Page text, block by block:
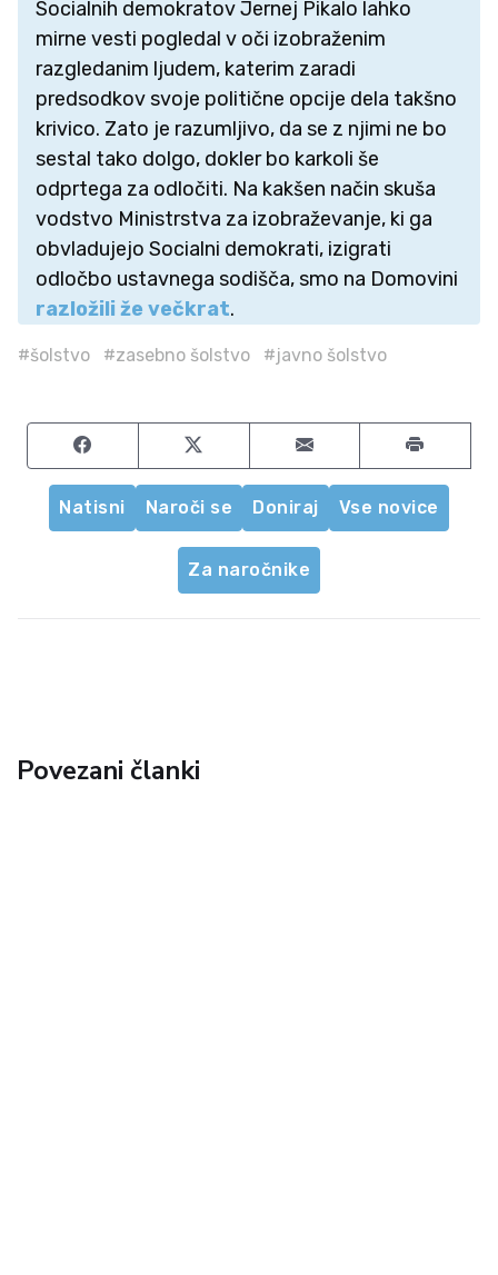
Socialnih demokratov Jernej Pikalo lahko
mirne vesti pogledal v oči izobraženim
razgledanim ljudem, katerim zaradi
predsodkov svoje politične opcije dela takšno
krivico. Zato je razumljivo, da se z njimi ne bo
sestal tako dolgo, dokler bo karkoli še
odprtega za odločiti. Na kakšen način skuša
vodstvo Ministrstva za izobraževanje, ki ga
obvladujejo Socialni demokrati, izigrati
odločbo ustavnega sodišča, smo na Domovini
razložili že večkrat.
#šolstvo #zasebno šolstvo #javno šolstvo
Share on FacebookShare on TwitterShare by email
Natisni Naroči se Doniraj Vse novice
Za naročnike
Povezani članki